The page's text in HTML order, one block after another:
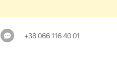
+38 066 116 40 01